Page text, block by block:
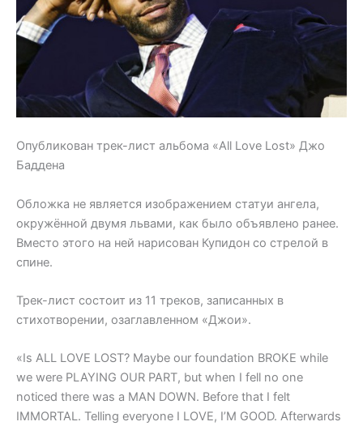
Опубликован трек-лист альбома «All Love Lost» Джо
Баддена
Обложка не является изображением статуи ангела,
окружённой двумя львами, как было объявлено ранее.
Вместо этого на ней нарисован Купидон со стрелой в
спине.
Трек-лист состоит из 11 треков, записанных в
стихотворении, озаглавленном «Джои».
«Is ALL LOVE LOST? Maybe our foundation BROKE while
we were PLAYING OUR PART, but when I fell no one
noticed there was a MAN DOWN. Before that I felt
IMMORTAL. Telling everyone I LOVE, I’M GOOD. Afterwards